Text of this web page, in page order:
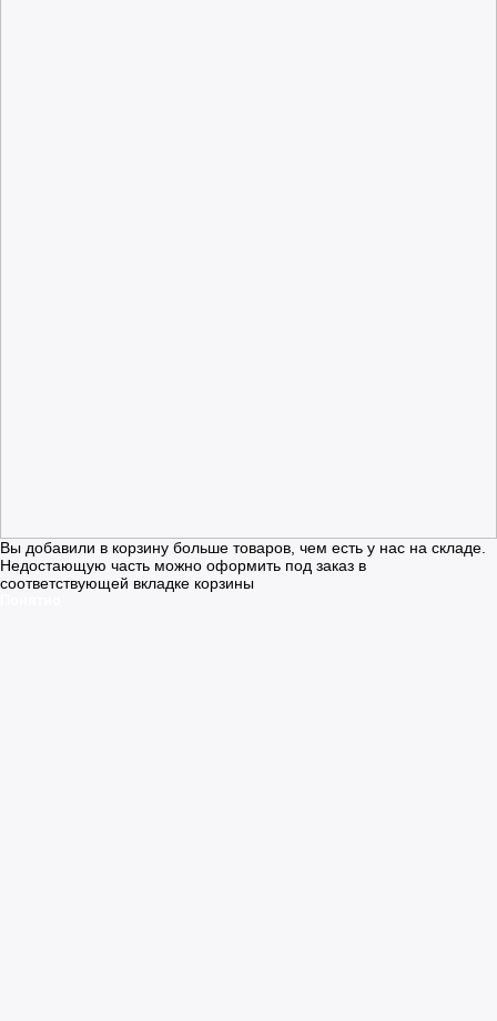
Вы добавили в корзину больше товаров, чем есть у нас на складе.
Недостающую часть можно оформить под заказ в
соответствующей вкладке корзины